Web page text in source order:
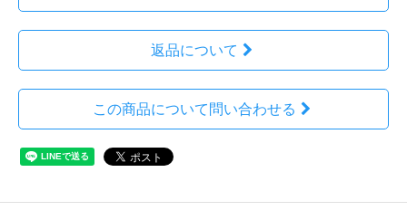
返品について
この商品について問い合わせる